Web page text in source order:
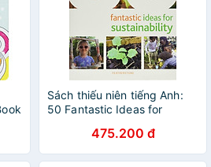
Sách thiếu niên tiếng Anh:
50 Fantastic Ideas for
475.200 đ